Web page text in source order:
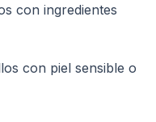
con ingredientes
con piel sensible o